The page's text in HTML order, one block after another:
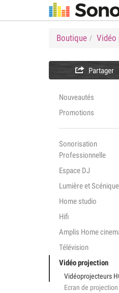
Boutique Vidéo
 Partager
Nouveautés
Promotions
Sonorisation
Professionnelle
Espace DJ
Lumière et Scénique
Home studio
Hifi
Amplis Home
Télévision
Vidéo projection
Vidéoprojecteurs
Ecran de projection